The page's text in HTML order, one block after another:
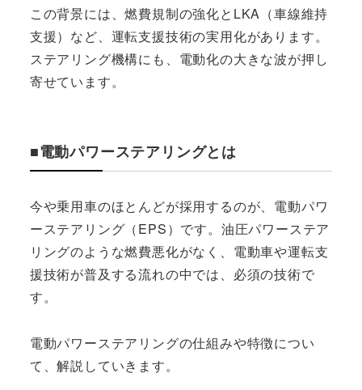
この背景には、燃費規制の強化とLKA（車線維持
支援）など、運転支援技術の実用化があります。
ステアリング機構にも、電動化の大きな波が押し
寄せています。
■電動パワーステアリングとは
今や乗用車のほとんどが採用するのが、電動パワ
ーステアリング（EPS）です。油圧パワーステア
リングのような燃費悪化がなく、電動車や運転支
援技術が普及する流れの中では、必須の技術で
す。
電動パワーステアリングの仕組みや特徴につい
て、解説していきます。